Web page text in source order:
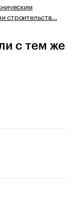
строительств…
с тем же